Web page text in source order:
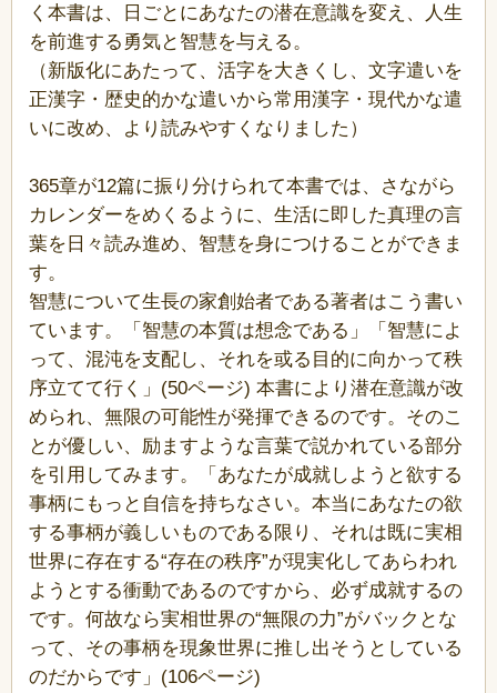
く本書は、日ごとにあなたの潜在意識を変え、人生
を前進する勇気と智慧を与える。
（新版化にあたって、活字を大きくし、文字遣いを
正漢字・歴史的かな遣いから常用漢字・現代かな遣
いに改め、より読みやすくなりました）
365章が12篇に振り分けられて本書では、さながら
カレンダーをめくるように、生活に即した真理の言
葉を日々読み進め、智慧を身につけることができま
す。
智慧について生長の家創始者である著者はこう書い
ています。「智慧の本質は想念である」「智慧によ
って、混沌を支配し、それを或る目的に向かって秩
序立てて行く」(50ページ) 本書により潜在意識が改
められ、無限の可能性が発揮できるのです。そのこ
とが優しい、励ますような言葉で説かれている部分
を引用してみます。「あなたが成就しようと欲する
事柄にもっと自信を持ちなさい。本当にあなたの欲
する事柄が義しいものである限り、それは既に実相
世界に存在する“存在の秩序”が現実化してあらわれ
ようとする衝動であるのですから、必ず成就するの
です。何故なら実相世界の“無限の力”がバックとな
って、その事柄を現象世界に推し出そうとしている
のだからです」(106ページ)